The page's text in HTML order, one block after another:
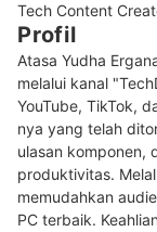
Tech Content
Profil
Atasa Yudha
melalui kanal
YouTube, TikTok,
nya yang telah
ulasan komponen,
produktivitas.
memudahkan
PC terbaik.